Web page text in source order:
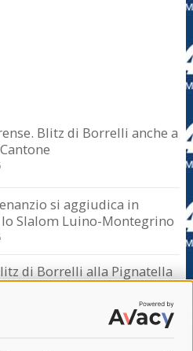
Blitz di Borrelli anche a
si aggiudica in
Slalom Luino-Montegrino
di Borrelli alla Pignatella